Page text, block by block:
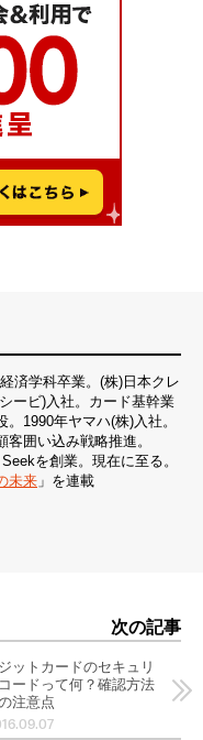
済学科卒業。(株)日本クレ
ービ)入社。カード基幹業
1990年ヤマハ(株)入社。
囲い込み戦略推進。
を創業。現在に至る。
未来 」を連載
次の記事
ットカードのセキュリ
ードって何？確認方法
注意点